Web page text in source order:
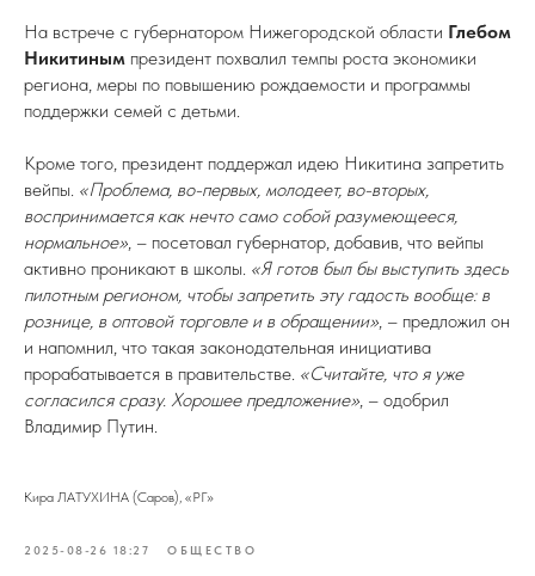
На встрече с губернатором Нижегородской области Глебом
Никитиным президент похвалил темпы роста экономики
региона, меры по повышению рождаемости и программы
поддержки семей с детьми.
Кроме того, президент поддержал идею Никитина запретить
вейпы. «Проблема, во-первых, молодеет, во-вторых,
воспринимается как нечто само собой разумеющееся,
нормальное», – посетовал губернатор, добавив, что вейпы
активно проникают в школы. «Я готов был бы выступить здесь
пилотным регионом, чтобы запретить эту гадость вообще: в
рознице, в оптовой торговле и в обращении», – предложил он
и напомнил, что такая законодательная инициатива
прорабатывается в правительстве. «Считайте, что я уже
согласился сразу. Хорошее предложение», – одобрил
Владимир Путин.
Кира ЛАТУХИНА (Саров), «РГ»
2025-08-26 18:27 ОБЩЕСТВО